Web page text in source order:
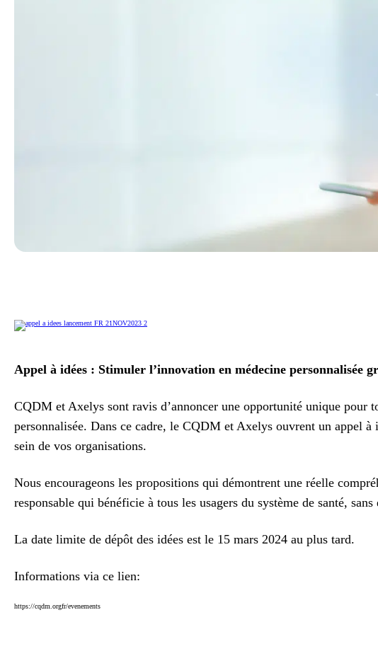
Appel à idées : Stimuler l’innovation en médecine personnalisée
CQDM et Axelys sont ravis d’annoncer une opportunité unique pour
personnalisée. Dans ce cadre, le CQDM et Axelys ouvrent un appel
sein de vos organisations.
Nous encourageons les propositions qui démontrent une réelle
responsable qui bénéficie à tous les usagers du système de santé,
La date limite de dépôt des idées est le 15 mars 2024 au plus tard.
Informations via ce lien:
https://cqdm.orgfr/evenements